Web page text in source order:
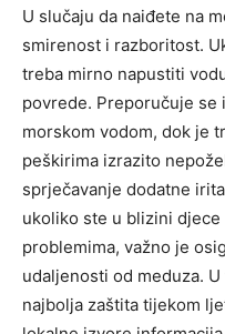
U slučaju da naiđete na
smirenost i razboritost.
treba mirno napustiti
povrede. Preporučuje se
morskom vodom, dok je
peškirima izrazito
sprječavanje dodatne
ukoliko ste u blizini
problemima, važno je
udaljenosti od meduza.
najbolja zaštita tijekom